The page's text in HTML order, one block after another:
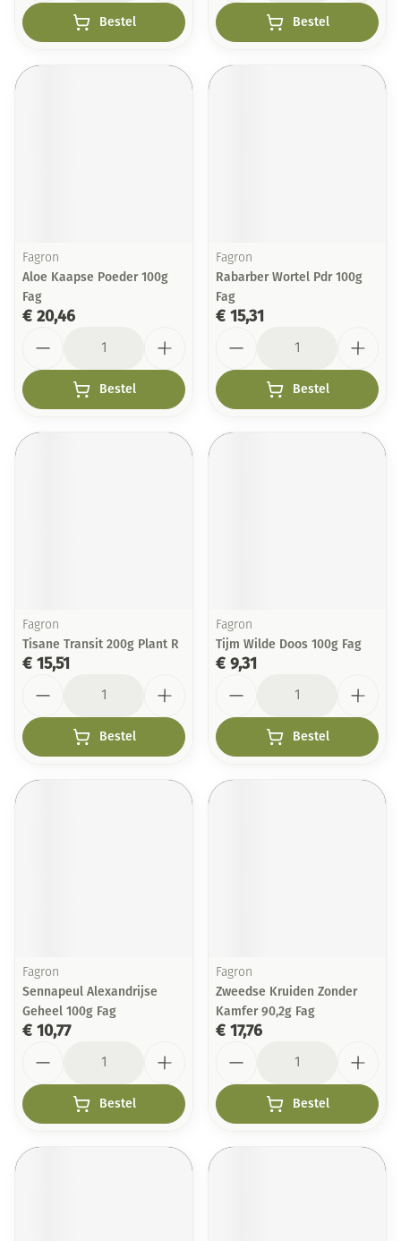
Bestel Bestel
Fagron
Aloe Kaapse Poeder 100g
Fag
€ 20,46
Bestel
Fagron
Rabarber Wortel Pdr 100g
Fag
€ 15,31
Bestel
Fagron
Tisane Transit 200g Plant R
€ 15,51
Bestel
Fagron
Tijm Wilde Doos 100g Fag
€ 9,31
Bestel
Fagron
Sennapeul Alexandrijse
Geheel 100g Fag
€ 10,77
Bestel
Fagron
Zweedse Kruiden Zonder
Kamfer 90,2g Fag
€ 17,76
Bestel